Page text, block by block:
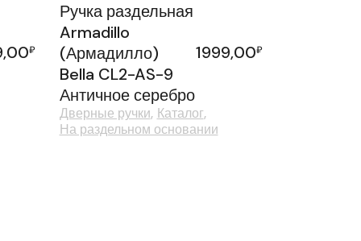
₽
Ручка раздельная
Armadillo
(Армадилло)
Bella CL2-AS-9
Античное серебро
1999,00₽
Дверные ручки Каталог
На раздельном основании